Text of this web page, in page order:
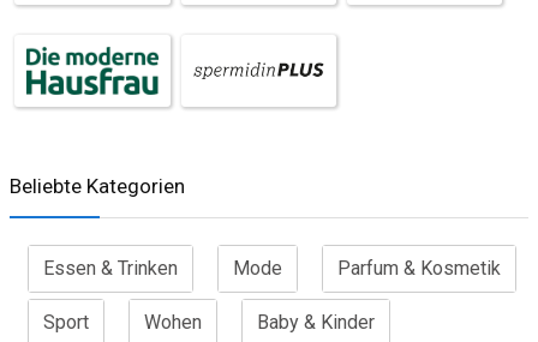
Beliebte Kategorien
Essen & Trinken Mode Parfum & Kosmetik
Sport Wohen Baby & Kinder